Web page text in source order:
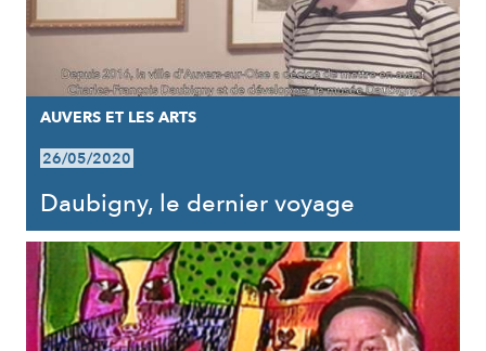
AUVERS ET LES ARTS
26/05/2020
Daubigny, le dernier voyage